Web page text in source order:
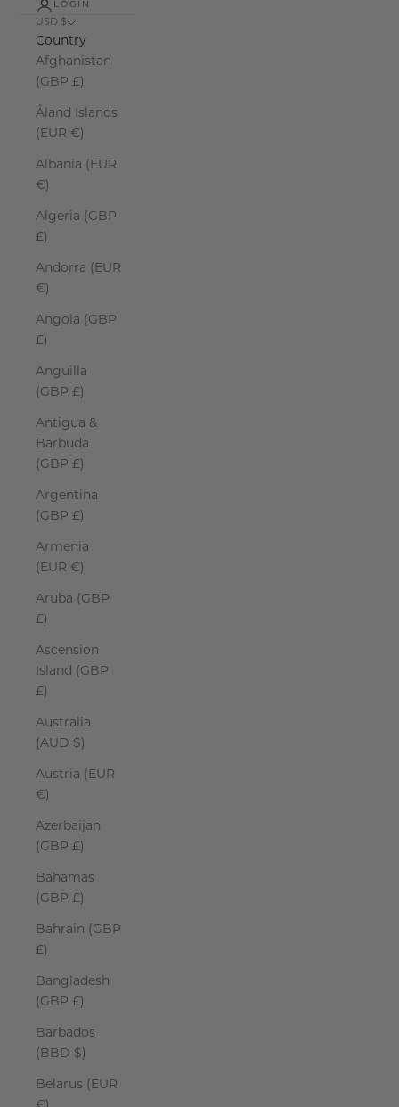
LOGIN
USD $
Country
Afghanistan
(GBP £)
Åland Islands
(EUR €)
Albania (EUR
€)
Algeria (GBP
£)
Andorra (EUR
€)
Angola (GBP
£)
Anguilla
(GBP £)
Antigua &
Barbuda
(GBP £)
Argentina
(GBP £)
Armenia
(EUR €)
Aruba (GBP
£)
Ascension
Island (GBP
£)
Australia
(AUD $)
Austria (EUR
€)
Azerbaijan
(GBP £)
Bahamas
(GBP £)
Bahrain (GBP
£)
Bangladesh
(GBP £)
Barbados
(BBD $)
Belarus (EUR